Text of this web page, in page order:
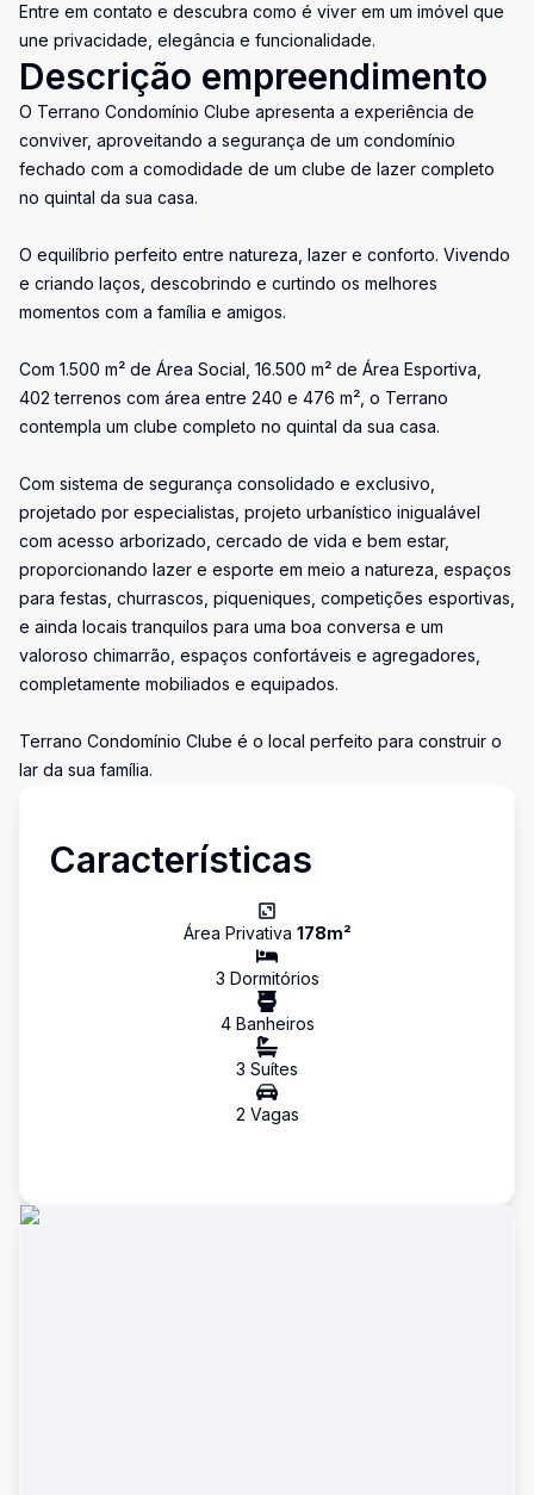
Entre em contato e descubra como é viver em um imóvel que
une privacidade, elegância e funcionalidade.
Descrição empreendimento
O Terrano Condomínio Clube apresenta a experiência de
conviver, aproveitando a segurança de um condomínio
fechado com a comodidade de um clube de lazer completo
no quintal da sua casa.
O equilíbrio perfeito entre natureza, lazer e conforto. Vivendo
e criando laços, descobrindo e curtindo os melhores
momentos com a família e amigos.
Com 1.500 m² de Área Social, 16.500 m² de Área Esportiva,
402 terrenos com área entre 240 e 476 m², o Terrano
contempla um clube completo no quintal da sua casa.
Com sistema de segurança consolidado e exclusivo,
projetado por especialistas, projeto urbanístico inigualável
com acesso arborizado, cercado de vida e bem estar,
proporcionando lazer e esporte em meio a natureza, espaços
para festas, churrascos, piqueniques, competições esportivas,
e ainda locais tranquilos para uma boa conversa e um
valoroso chimarrão, espaços confortáveis e agregadores,
completamente mobiliados e equipados.
Terrano Condomínio Clube é o local perfeito para construir o
lar da sua família.
Características
Área Privativa 178m²
3 Dormitórios
4Banheiros
3 Suítes
2 Vagas